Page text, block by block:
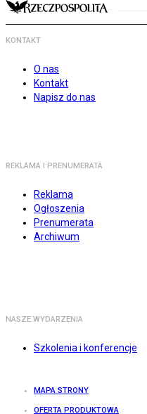
KONTAKT
O nas
Kontakt
Napisz do nas
REKLAMA I PRENUMERATA
Reklama
Ogłoszenia
Prenumerata
Archiwum
NASZE WYDARZENIA
Szkolenia i konferencje
MAPA STRONY
OFERTA PRODUKTOWA